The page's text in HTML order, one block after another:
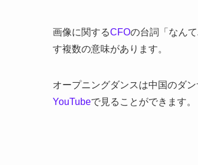
画像に関するCFOの台詞「なん
す複数の意味があります。
オープニングダンスは中国のダ
YouTubeで見ることができます。